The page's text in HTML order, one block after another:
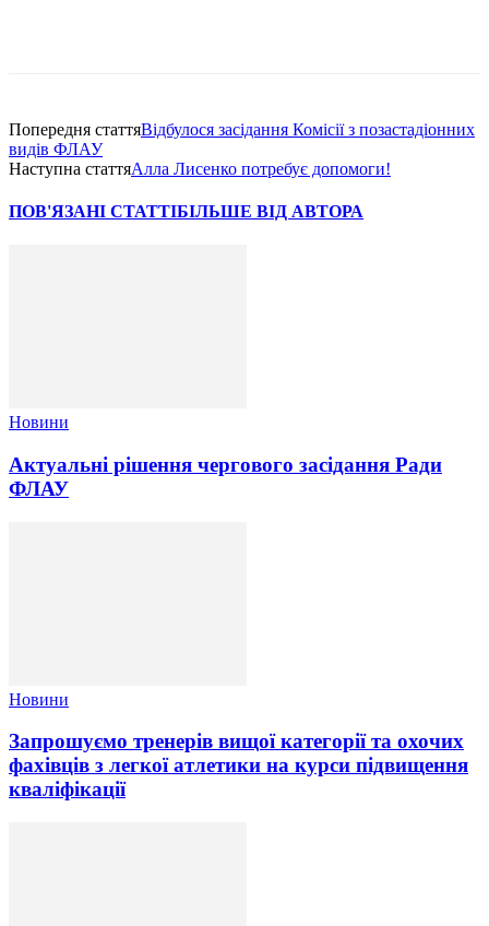
Попередня статтяВідбулося засідання Комісії з позастадіонних
видів ФЛАУ
Наступна статтяАлла Лисенко потребує допомоги!
ПОВ'ЯЗАНІ СТАТТІБІЛЬШЕ ВІД АВТОРА
Новини
Актуальні рішення чергового засідання Ради
ФЛАУ
Новини
Запрошуємо тренерів вищої категорії та охочих
фахівців з легкої атлетики на курси підвищення
кваліфікації